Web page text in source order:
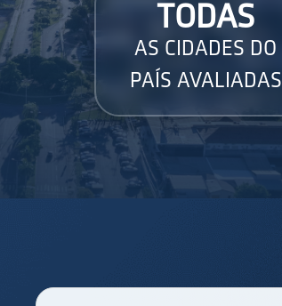
TODAS
AS CIDADES DO
PAÍS AVALIADAS